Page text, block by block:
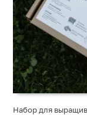
Набор для